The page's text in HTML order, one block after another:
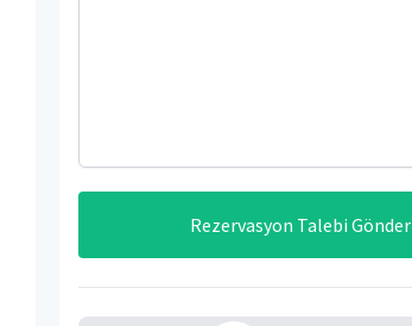
Rezervasyon Talebi Gönder